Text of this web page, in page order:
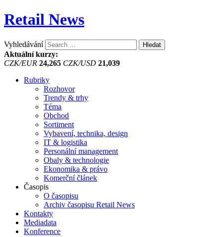
Retail News
Vyhledávání
Aktuální kurzy:
CZK/EUR 24,265 CZK/USD 21,039
Rubriky
Rozhovor
Trendy & trhy
Téma
Obchod
Sortiment
Vybavení, technika, design
IT & logistika
Personální management
Obaly & technologie
Ekonomika & právo
Komerční článek
Časopis
O časopisu
Archiv časopisu Retail News
Kontakty
Mediadata
Konference